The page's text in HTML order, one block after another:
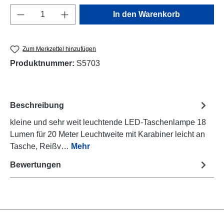
Produkt Anzahl: Gib den gewünschten
In den Warenkorb
Zum Merkzettel hinzufügen
Produktnummer: S5703
Beschreibung
kleine und sehr weit leuchtende LED-Taschenlampe 18
Lumen für 20 Meter Leuchtweite mit Karabiner leicht an
Tasche, Reißv… Mehr
Bewertungen